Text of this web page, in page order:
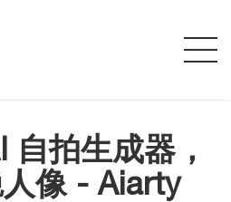
自拍生成器，
像 - Aiarty